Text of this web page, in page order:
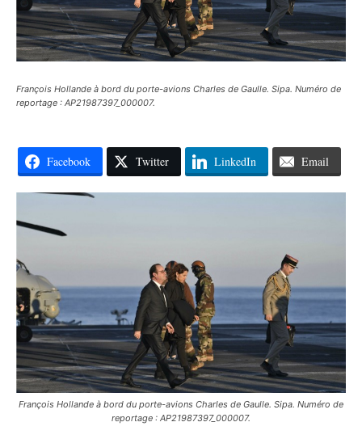
François Hollande à bord du porte-avions Charles de Gaulle. Sipa. Numéro de
reportage : AP21987397_000007.
Facebook Twitter LinkedIn Email
François Hollande à bord du porte-avions Charles de Gaulle. Sipa. Numéro de
reportage : AP21987397_000007.